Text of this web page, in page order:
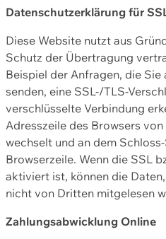
Datenschutzerklärung für
Diese Website nutzt aus
Schutz der Übertragung
Beispiel der Anfragen, die
senden, eine SSL-/TLS-
verschlüsselte Verbindung
Adresszeile des Browsers
wechselt und an dem
Browserzeile. Wenn die SSL
aktiviert ist, können die
nicht von Dritten mitgelesen
Zahlungsabwicklung Online